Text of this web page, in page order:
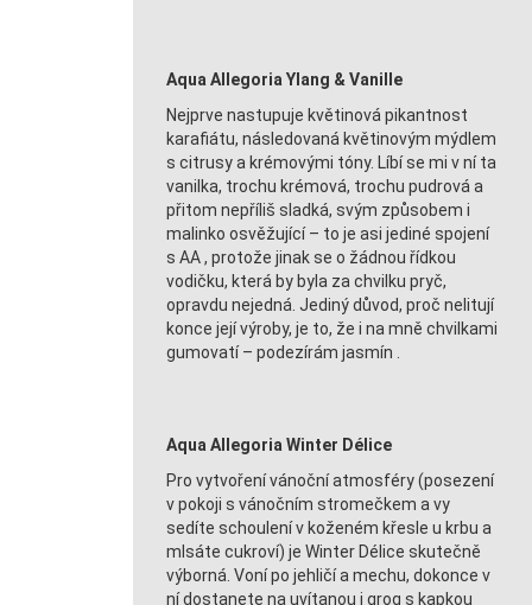
Aqua Allegoria Ylang & Vanille
Nejprve nastupuje květinová pikantnost
karafiátu, následovaná květinovým mýdlem
s citrusy a krémovými tóny. Líbí se mi v ní ta
vanilka, trochu krémová, trochu pudrová a
přitom nepříliš sladká, svým způsobem i
malinko osvěžující – to je asi jediné spojení
s AA , protože jinak se o žádnou řídkou
vodičku, která by byla za chvilku pryč,
opravdu nejedná. Jediný důvod, proč nelitují
konce její výroby, je to, že i na mně chvilkami
gumovatí – podezírám jasmín .
Aqua Allegoria Winter Délice
Pro vytvoření vánoční atmosféry (posezení
v pokoji s vánočním stromečkem a vy
sedíte schoulení v koženém křesle u krbu a
mlsáte cukroví) je Winter Délice skutečně
výborná. Voní po jehličí a mechu, dokonce v
ní dostanete na uvítanou i grog s kapkou